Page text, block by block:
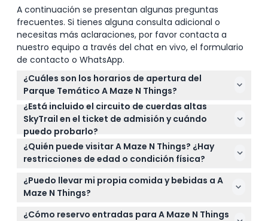
Cómo Canjear
Política de Cancelación
A continuación se presentan algunas preguntas
frecuentes. Si tienes alguna consulta adicional o
necesitas más aclaraciones, por favor contacta a
nuestro equipo a través del chat en vivo, el formulario
de contacto o WhatsApp.
¿Cuáles son los horarios de apertura del
Parque Temático A Maze N Things?
A Maze N Things está abierto todos los días de 10:00
a.m. a 5:00 p.m., con última entrada a las 3:00 p.m.
Durante las vacaciones de verano victorianas y el
fin de semana largo del Día del Trabajador, abre de
9:00 a.m. a 6:00 p.m., con última entrada a las 4:00
momento de la reserva).
¿Está incluido el circuito de cuerdas altas
SkyTrail en el ticket de admisión y cuándo
puedo probarlo?
El circuito de cuerdas altas SkyTrail funciona los
fines de semana, días escolares y festivos de 10:00
a.m. (sujeto a cambios — por favor confirme al
momento de la reserva). La entrada incluye el
¿Quién puede visitar A Maze N Things? ¿Hay
restricciones de edad o condición física?
A Maze N Things es adecuado para niños a partir de
4 años y adultos. Tenga en cuenta que el parque
no es accesible para cochecitos ni sillas de ruedas,
y algunas actividades como el circuito de cuerdas
¿Puedo llevar mi propia comida y bebidas a A
Maze N Things?
No se permiten alimentos ni bebidas externas
¿Cómo reservo entradas para A Maze N Things